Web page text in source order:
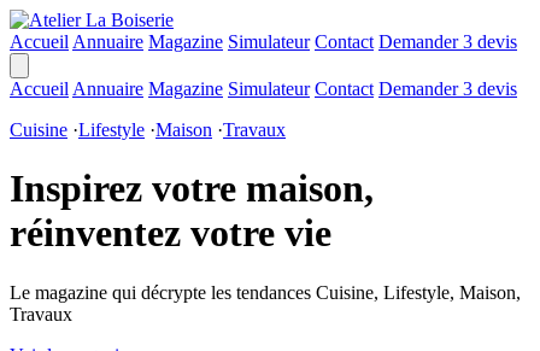
Accueil Annuaire Magazine Simulateur Contact Demander 3 devis
Accueil Annuaire Magazine Simulateur Contact Demander 3 devis
Cuisine ·Lifestyle ·Maison ·Travaux
Inspirez votre maison,
réinventez votre vie
Le magazine qui décrypte les tendances Cuisine, Lifestyle, Maison,
Travaux